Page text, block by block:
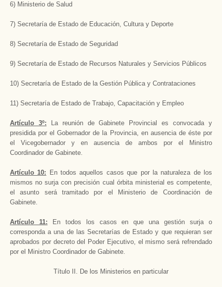
6) Ministerio de Salud
7) Secretaría de Estado de Educación, Cultura y Deporte
8) Secretaría de Estado de Seguridad
9) Secretaría de Estado de Recursos Naturales y Servicios Públicos
10) Secretaría de Estado de la Gestión Pública y Contrataciones
11) Secretaría de Estado de Trabajo, Capacitación y Empleo
Artículo 3º: La reunión de Gabinete Provincial es convocada y
presidida por el Gobernador de la Provincia, en ausencia de éste por
el Vicegobernador y en ausencia de ambos por el Ministro
Coordinador de Gabinete.
Artículo 10: En todos aquellos casos que por la naturaleza de los
mismos no surja con precisión cual órbita ministerial es competente,
el asunto será tramitado por el Ministerio de Coordinación de
Gabinete.
Artículo 11: En todos los casos en que una gestión surja o
corresponda a una de las Secretarías de Estado y que requieran ser
aprobados por decreto del Poder Ejecutivo, el mismo será refrendado
por el Ministro Coordinador de Gabinete.
Título II. De los Ministerios en particular